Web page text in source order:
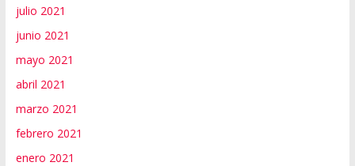
julio 2021
junio 2021
mayo 2021
abril 2021
marzo 2021
febrero 2021
enero 2021